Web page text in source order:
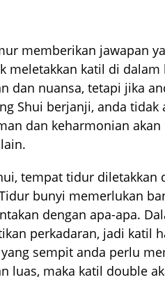
memberikan jawapan
meletakkan katil di
dan nuansa, tetapi jika
Shui berjanji, anda tidak
dan keharmonian
tempat tidur
bunyi memerlukan
dengan apa-apa.
perkadaran, jadi katil
sempit anda perlu
luas, maka katil double